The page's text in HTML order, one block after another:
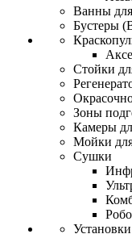
Ванны
Бустеры
Стойки
Зоны
Камеры
Мойки для
Сушки